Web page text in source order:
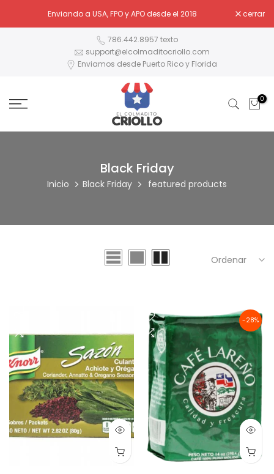
al
Enviando a USA, FPO y APO desde el 2018 cerrar
786.442.8957 texto
support@elcolmaditocriollo.com
Enviamos desde Puerto Rico y Florida
0
Black Friday
Inicio Black Friday featured products
Ordenar
-28%